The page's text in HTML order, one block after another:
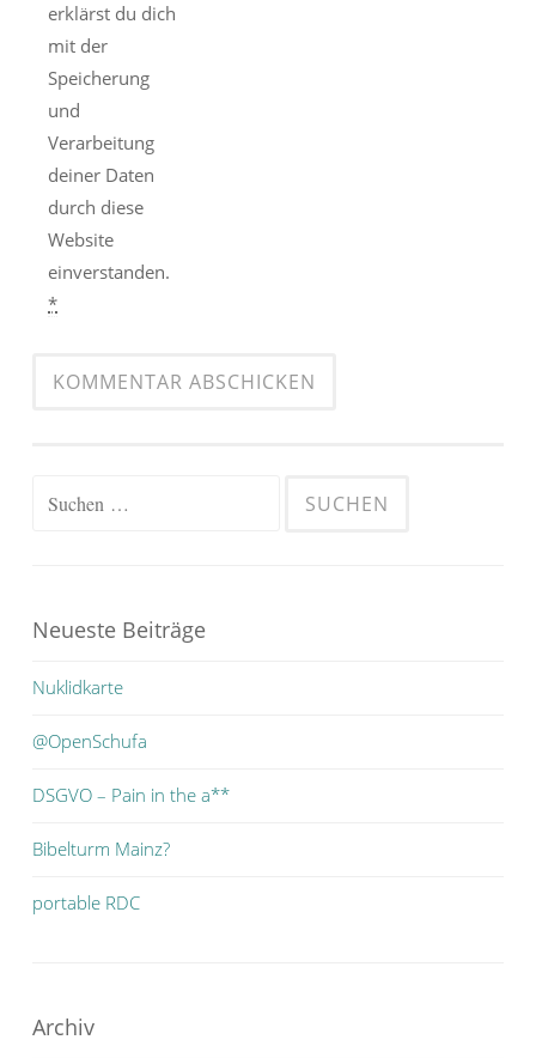
erklärst du dich
mit der
Speicherung
und
Verarbeitung
deiner Daten
durch diese
Website
einverstanden.
*
Suchen
Neueste Beiträge
Nuklidkarte
@OpenSchufa
DSGVO – Pain in the a**
Bibelturm Mainz?
portable RDC
Archiv